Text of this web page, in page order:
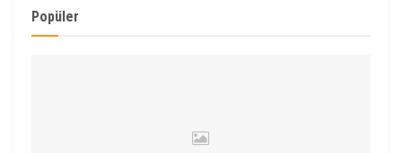
Popüler